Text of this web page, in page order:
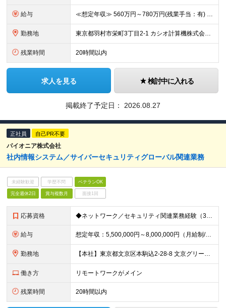
給与 ≪想定年収≫ 560万円～780万円(残業手当：有) ※待遇はスキル、経験に応じて個別に決定致します。 ※基本給＋賞与（年2回）、別途残業代、諸手当を支給（残業代は1分単位で支給いたします） ※試用期
勤務地 東京都羽村市栄町3丁目2-1 カシオ計算機株式会社 羽村技術センター ※転勤は当面ありません。 ※在宅勤務あり ※(変更の範囲)会社の定める勤務地
残業時間 20時間以内
求人を見る 検討中に入れる
掲載終了予定日： 2026.08.27
正社員 自己PR不要
パイオニア株式会社
社内情報システム／サイバーセキュリティグローバル関連業務
未経験歓迎 学歴不問 ベテランOK
完全週休2日 賞与複数月 面接1回
応募資格 ◆ネットワーク／セキュリティ関連業務経験（3年以上） ◆英語でメールのやりとりのできる方 ◆学歴不問
給与 想定年収：5,500,000円～8,000,000円（月給制/16分割した金額を毎月支給） ※前職年収、ご年齢、ご経験を考慮の上決定します ※残業代は別途支給します ※正社員は賞与年2回あり
勤務地 【本社】東京都文京区本駒込2-28-8 文京グリーンコート ※就業場所の変更範囲：会社の定める場所
働き方 リモートワークがメイン
残業時間 20時間以内